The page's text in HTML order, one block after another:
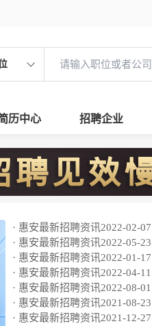
历中心 招聘企业
· 惠安最新招聘资讯2022-02-07
· 惠安最新招聘资讯2022-05-23
· 惠安最新招聘资讯2022-01-17
· 惠安最新招聘资讯2022-04-11
· 惠安最新招聘资讯2022-08-01
· 惠安最新招聘资讯2021-08-23
· 惠安最新招聘资讯2021-12-27